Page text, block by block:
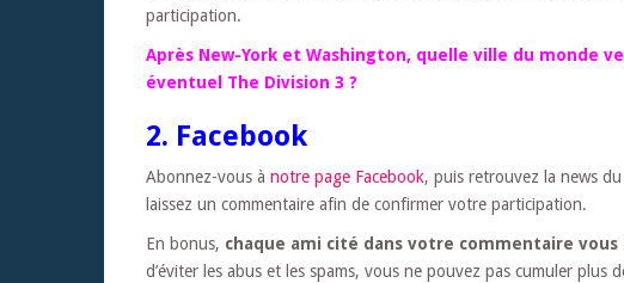
participation.
Après New-York et Washington, quelle ville du monde
éventuel The Division 3 ?
2. Facebook
Abonnez-vous à notre page Facebook, puis retrouvez la news
laissez un commentaire afin de confirmer votre participation.
En bonus, chaque ami cité dans votre commentaire
d’éviter les abus et les spams, vous ne pouvez pas cumuler plus